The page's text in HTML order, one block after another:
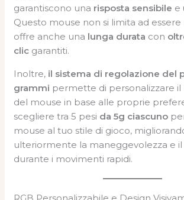
garantiscono una risposta sensibile e
Questo mouse non si limita ad
offre anche una lunga durata con
clic garantiti.
Inoltre, il sistema di regolazione del
grammi permette di personalizzare
del mouse in base alle proprie
scegliere tra 5 pesi da 5g ciascuno
mouse al tuo stile di gioco,
ulteriormente la maneggevolezza e
durante i movimenti rapidi.
RGB Personalizzabile e Design